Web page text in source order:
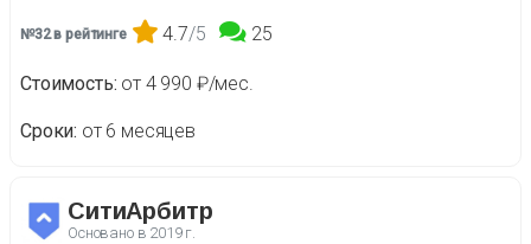
№32 в рейтинге 4.7/5 25
Стоимость от 4 990 ₽/мес.
Сроки от 6 месяцев
СитиАрбитр
Основано в 2019 г.